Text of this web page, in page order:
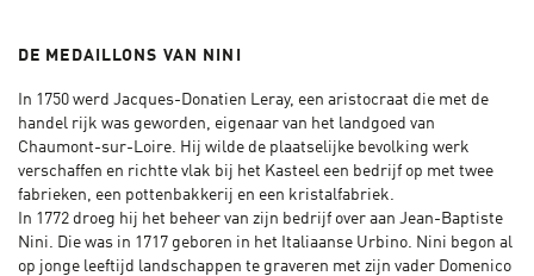
DE MEDAILLONS VAN NINI
In 1750 werd Jacques-Donatien Leray, een aristocraat die met de
handel rijk was geworden, eigenaar van het landgoed van
Chaumont-sur-Loire. Hij wilde de plaatselijke bevolking werk
verschaffen en richtte vlak bij het Kasteel een bedrijf op met twee
fabrieken, een pottenbakkerij en een kristalfabriek.
In 1772 droeg hij het beheer van zijn bedrijf over aan Jean-Baptiste
Nini. Die was in 1717 geboren in het Italiaanse Urbino. Nini begon al
op jonge leeftijd landschappen te graveren met zijn vader Domenico